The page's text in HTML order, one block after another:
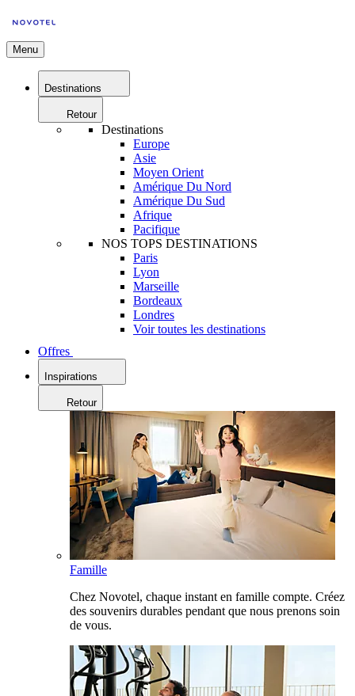
Menu
Destinations
Retour
Destinations
Europe
Asie
Moyen Orient
Amérique Du Nord
Amérique Du Sud
Afrique
Pacifique
NOS TOPS DESTINATIONS
Paris
Lyon
Marseille
Bordeaux
Londres
Voir toutes les destinations
Offres
Inspirations
Retour
Famille
Chez Novotel, chaque instant en famille compte. Créez
des souvenirs durables pendant que nous prenons soin
de vous.